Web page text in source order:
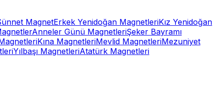
MagnetErkek Yenidoğan MagnetleriKız Yenidoğan
Anneler Günü MagnetleriŞeker Bayramı
Kına MagnetleriMevlid MagnetleriMezuniyet
Yılbaşı MagnetleriAtatürk Magnetleri